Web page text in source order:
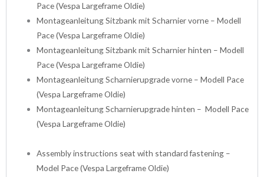
Pace(Vespa Largeframe Oldie)
Montageanleitung Sitzbank mit Scharnier vorne – Modell
Pace(Vespa Largeframe Oldie)
Montageanleitung Sitzbank mit Scharnier hinten – Modell
Pace (Vespa Largeframe Oldie)
Montageanleitung Scharnierupgrade vorne – Modell Pace
(Vespa Largeframe Oldie)
Montageanleitung Scharnierupgrade hinten – Modell Pace
(Vespa Largeframe Oldie)
Assembly instructions seat with standard fastening –
Model Pace(Vespa Largeframe Oldie)